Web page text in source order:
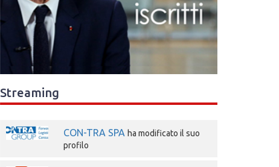
Streaming
CON-TRA SPA ha modificato il suo
profilo